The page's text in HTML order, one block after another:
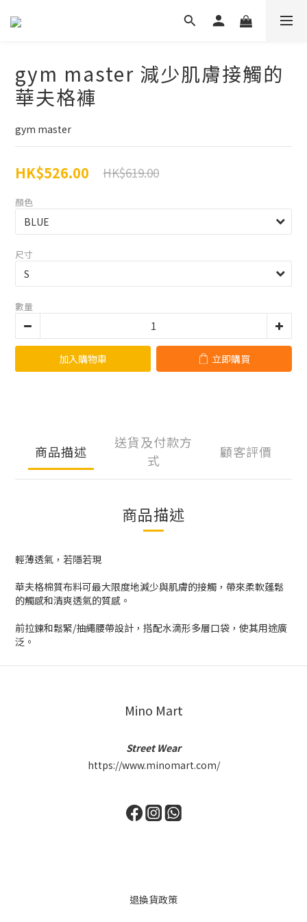
gym master 減少肌膚接觸的
華夫格褲
gym master
HK$526.00 HK$619.00
顏色
尺寸
數量
加入購物車 立即購買
商品描述
送貨及付款方
式
顧客評價
商品描述
輕薄透氣，若隱若現
華夫格棉質布料可最大限度地減少與肌膚的接觸，帶來柔軟蓬鬆
的觸感和清爽透氣的質感。
前拉鍊和鬆緊/抽繩腰帶設計，搭配水滴形多層口袋，使其用途廣
泛。
Mino Mart
Street Wear
https://www.minomart.com/
退換貨政策